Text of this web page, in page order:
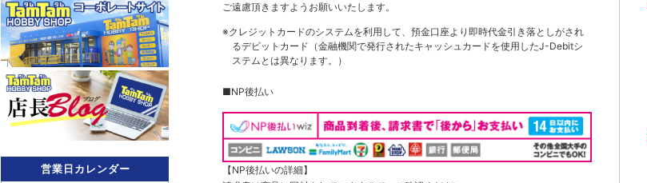
ご遠慮頂きますようお願いいたします。
※クレジットカードのシステムを利用して、預金口座より即時代金引き落としがされ
るデビットカード（金融機関で発行されたキャッシュカードを使用したJ-Debitシ
ステムとは異なります。）
■NP後払い
【NP後払いの詳細】
営業日カレンダー